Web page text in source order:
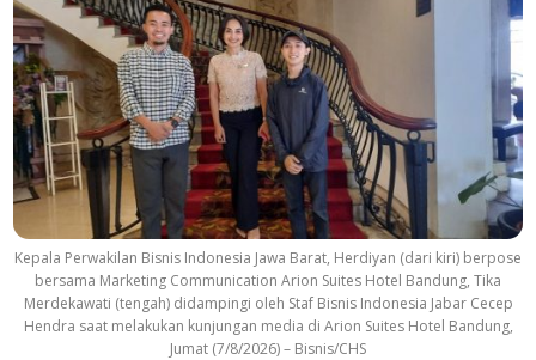
Kepala Perwakilan Bisnis Indonesia Jawa Barat, Herdiyan (dari kiri) berpose
bersama Marketing Communication Arion Suites Hotel Bandung, Tika
Merdekawati (tengah) didampingi oleh Staf Bisnis Indonesia Jabar Cecep
Hendra saat melakukan kunjungan media di Arion Suites Hotel Bandung,
Jumat (7/8/2026) – Bisnis/CHS